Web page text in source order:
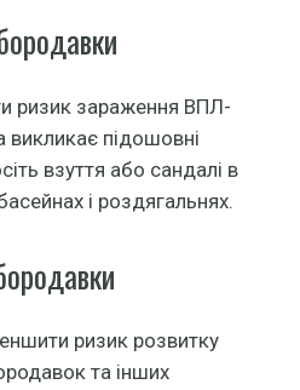
ризик зараження ВПЛ-
викликає підошовні
взуття або сандалі в
і роздягальнях.
ризик розвитку
та інших